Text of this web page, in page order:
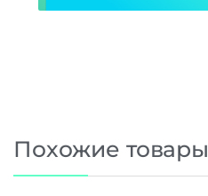
Похожие товары